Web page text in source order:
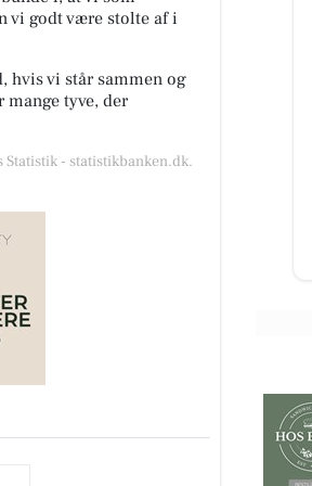
vi godt være stolte af i
hvis vi står sammen og
tyve, der
- statistikbanken.dk.
- Frisør &
Jeg er så klar og glæder mig
kh Liane ...